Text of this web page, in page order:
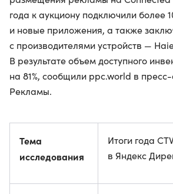
года к аукциону подключили более
и новые приложения, а также
с производителями устройств —
В результате объем доступного
на 81%, сообщили ppc.world в
Рекламы.
Тема
исследования
Итоги года
в Яндекс